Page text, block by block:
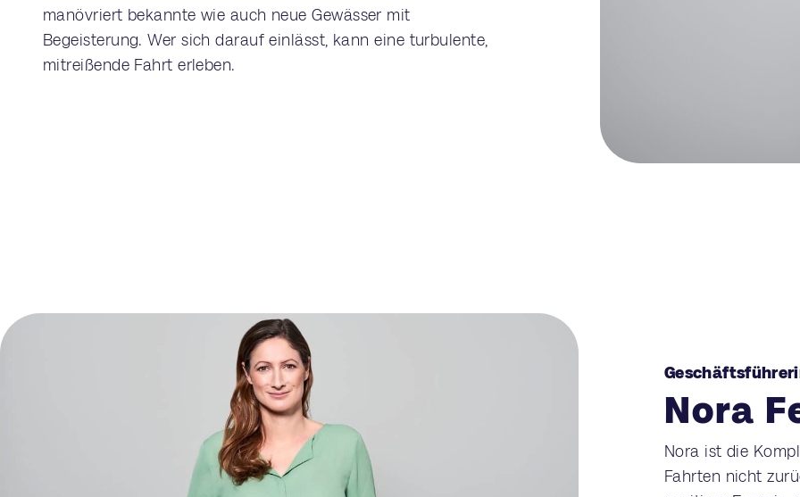
manövriert bekannte wie auch neue Gewässer mit
Begeisterung. Wer sich darauf einlässt, kann eine turbulente,
mitreißende Fahrt erleben.
Nora
Nora ist die
Fahrten nicht